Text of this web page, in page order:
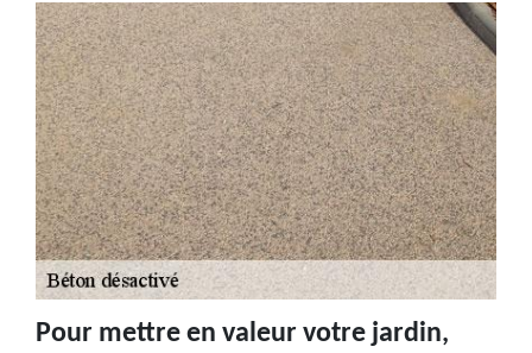
Pour mettre en valeur votre jardin,